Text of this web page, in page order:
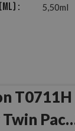
: 5,50ml
T0711H
Pack